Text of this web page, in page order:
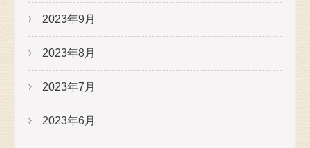
2023年9月
2023年8月
2023年7月
2023年6月